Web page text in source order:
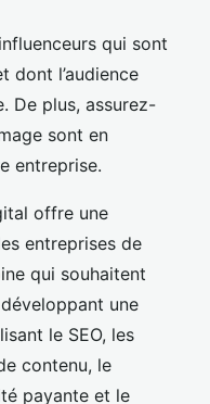
qui sont
dont l’audience
De plus, assurez-
sont en
entreprise.
offre une
entreprises de
qui souhaitent
une
le SEO, les
contenu, le
payante et le